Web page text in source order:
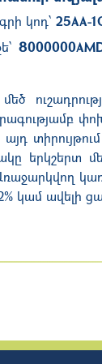
կոդ՝ 25AA-
8000000
2% կամ